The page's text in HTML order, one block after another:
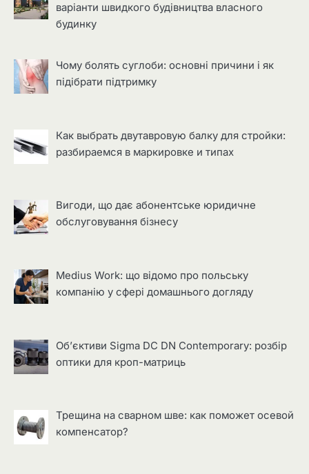
варіанти швидкого будівництва власного
будинку
Чому болять суглоби: основні причини і як
підібрати підтримку
Как выбрать двутавровую балку для стройки:
разбираемся в маркировке и типах
Вигоди, що дає абонентське юридичне
обслуговування бізнесу
Medius Work: що відомо про польську
компанію у сфері домашнього догляду
Об’єктиви Sigma DC DN Contemporary: розбір
оптики для кроп-матриць
Трещина на сварном шве: как поможет осевой
компенсатор?